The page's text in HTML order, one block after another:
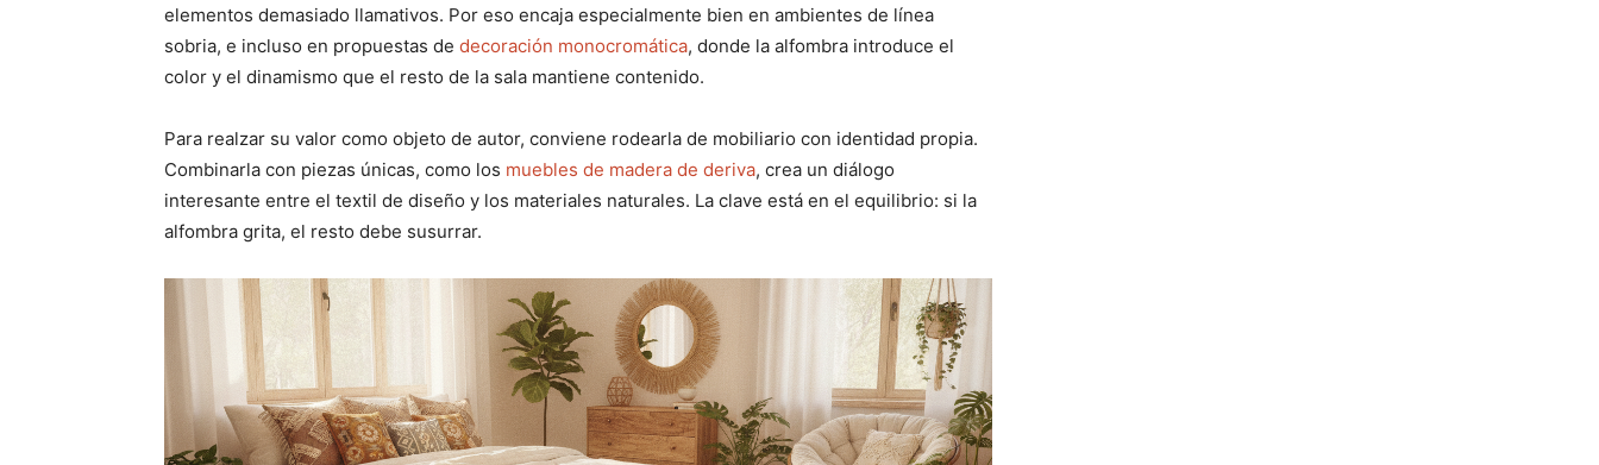
elementos demasiado llamativos. Por eso encaja especialmente bien en ambientes de línea
sobria, e incluso en propuestas de decoración monocromática, donde la alfombra introduce el
color y el dinamismo que el resto de la sala mantiene contenido.
Para realzar su valor como objeto de autor, conviene rodearla de mobiliario con identidad propia.
Combinarla con piezas únicas, como los muebles de madera de deriva, crea un diálogo
interesante entre el textil de diseño y los materiales naturales. La clave está en el equilibrio: si la
alfombra grita, el resto debe susurrar.